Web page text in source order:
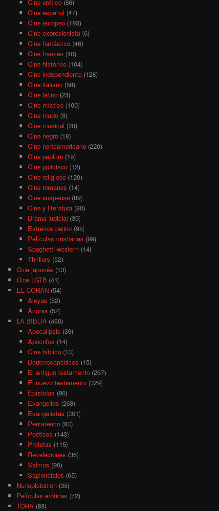
Cine erótico(86)
Cine español (47)
Cine europeo(193)
Cine expresionista(6)
Cine fantástico(46)
Cine francés (40)
Cine histórico(104)
Cine independiente(128)
Cine italiano(58)
Cine latino(23)
Cine místico(100)
Cine mudo(8)
Cine musical (20)
Cine negro(18)
Cine norteamericano(220)
Cine peplum (19)
Cine policiaco(12)
Cine religioso(120)
Cine romanos (14)
Cine suspense(89)
Cine y literatura(80)
Drama judicial (39)
Estrenos pejino(95)
Películas cristianas (99)
Spaghetti western(14)
Thrillers (52)
Cine japonés (13)
Cine LGTB (41)
EL CORÁN (54)
Aleyas (52)
Azoras (52)
LA BIBLIA (460)
Apocalipsis (39)
Apócrifos (14)
Cine bíblico(13)
Deuterocanónicos (15)
El antiguo testamento(267)
El nuevo testamento(329)
Epístolas (96)
Evangelios (268)
Evangelistas (301)
Pentateuco(83)
Poéticos (143)
Profetas (115)
Revelaciones (36)
Salmos (90)
Sapienciales (65)
Nunsploitation (35)
Películas eróticas (72)
TORÁ (88)